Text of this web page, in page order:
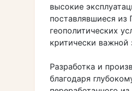
высокие
поставлявшиеся
геополитических
критически важной
Разработка и
благодаря